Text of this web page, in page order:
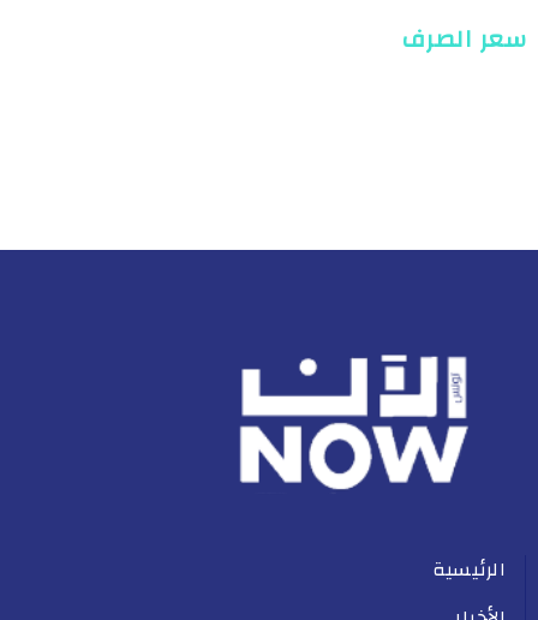
سعر الصرف
الرئيسية